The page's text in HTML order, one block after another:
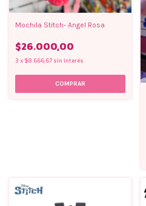
Mochila Stitch- Angel Rosa
$26.000,00
3 x $8.666,67 sin interés